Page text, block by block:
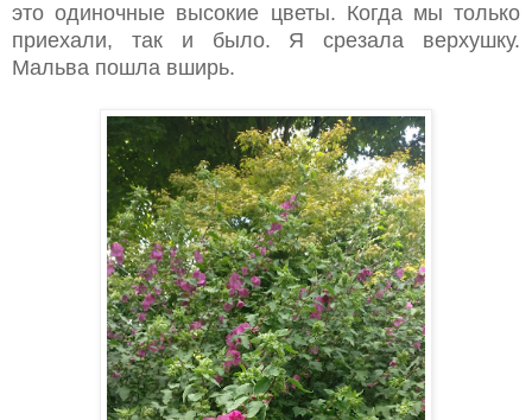
это одиночные высокие цветы. Когда мы только
приехали, так и было. Я срезала верхушку.
Мальва пошла вширь.